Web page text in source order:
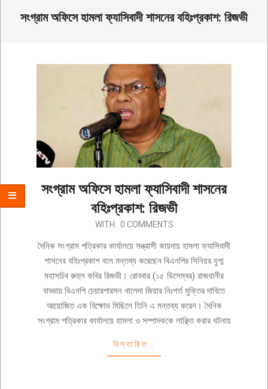
সংগ্রাম অফিসে হামলা ফ্যাসিবাদী শাসনের বহিঃপ্রকাশ: রিজভী
সংগ্রাম অফিসে হামলা ফ্যাসিবাদী শাসনের
বহিঃপ্রকাশ: রিজভী
12-
WITH: 0 COMMENTS
দৈনিক সংগ্রাম পত্রিকার কার্যালয়ে সন্ত্রাসী কায়দায় হামলা ফ্যাসিবাদী
শাসনের বহিঃপ্রকাশ বলে মন্তব্য করেছেন বিএনপির সিনিয়র যুগ্ম
মহাসচিব রুহুল কবির রিজভী। রোববার (১৫ ডিসেম্বর) রাজধানীর
বাড্ডায় বিএনপি চেয়ারপারসন খালেদা জিয়ার নিঃশর্ত মুক্তির দাবিতে
আয়োজিত এক বিক্ষোভ মিছিলে তিনি এ মন্তব্য করেন। দৈনিক
সংগ্রাম পত্রিকার কার্যালয়ে হামলা ও সম্পাদককে লাঞ্ছিত করার ঘটনায়
বিস্তারিত..